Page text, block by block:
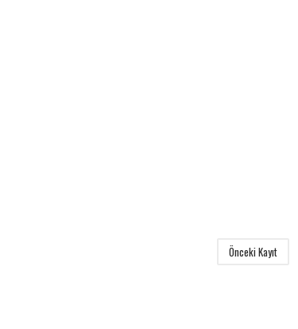
Önceki Kayıt